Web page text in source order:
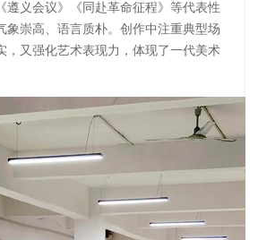
遵义会议》《同赴革命征程》等代表性
崇高、语言质朴。创作中注重典型场
又强化艺术表现力，体现了一代美术